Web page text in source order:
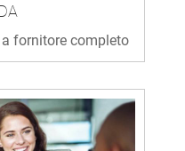
fornitore completo